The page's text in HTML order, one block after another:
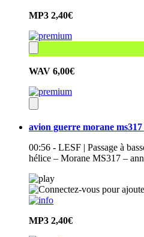
MP3 2,40€
WAV 6,00€
avion guerre morane ms317
00:56 - LESF | Passage à
hélice – Morane MS317 –
MP3 2,40€